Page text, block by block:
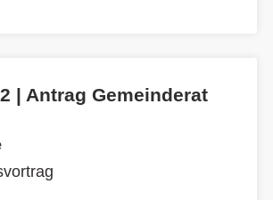
| Antrag Gemeinderat